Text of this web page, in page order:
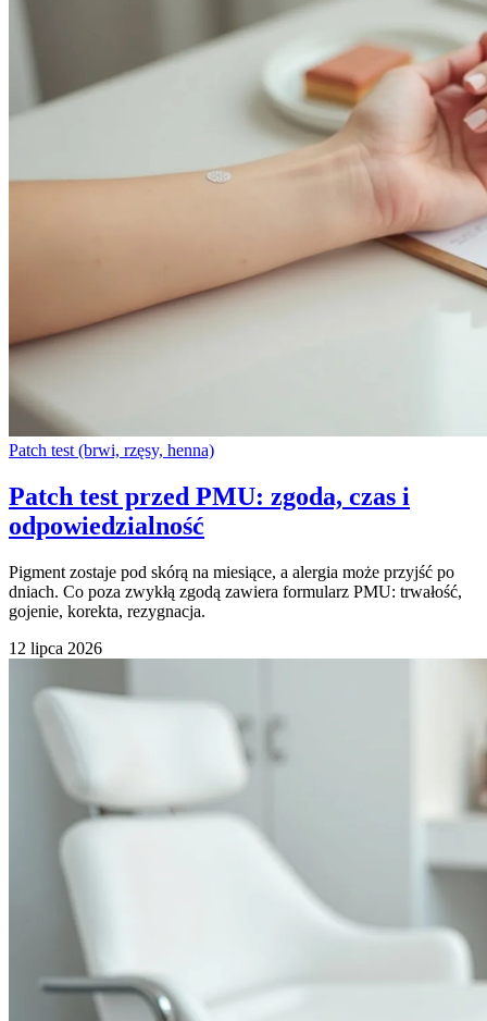
Patch test (brwi, rzęsy, henna)
Patch test przed PMU: zgoda, czas i
odpowiedzialność
Pigment zostaje pod skórą na miesiące, a alergia może przyjść po
dniach. Co poza zwykłą zgodą zawiera formularz PMU: trwałość,
gojenie, korekta, rezygnacja.
12 lipca 2026